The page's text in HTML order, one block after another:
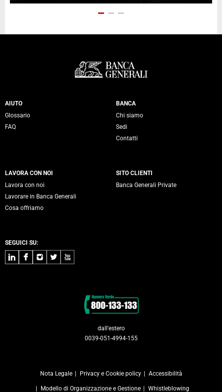
Servizi Banca Generali
AIUTO
Glossario
FAQ
BANCA
Chi siamo
Sedi
Contatti
LAVORA CON NOI
Lavora con noi
Lavorare in Banca Generali
Cosa offriamo
SITO CLIENTI
Banca Generali Private
SEGUICI SU:
LinkedInFacebook
Instagram
TwitterYoutube
dall'estero
0039-051-4994-155
Nota Legale Privacy e Cookie policy Accessibilità
Modello di Organizzazione e Gestione Whistleblowing